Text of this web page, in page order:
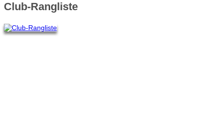
Club-Rangliste